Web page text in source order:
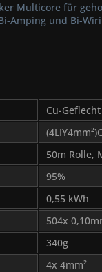
Multicore für
Amping und Bi-
Cu-
50m Rolle,
95%
0,55 kWh
504x
340g
4x 4mm²